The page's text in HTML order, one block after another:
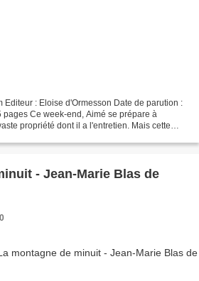
Editeur : Eloise d'Ormesson Date de parution :
pages Ce week-end, Aimé se prépare à
propriété dont il a l'entretien. Mais cette
- Jean-Marie Blas de